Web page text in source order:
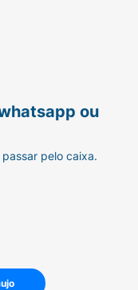
feridas
visitas a
não pode
dentro
ou
pelo caixa.